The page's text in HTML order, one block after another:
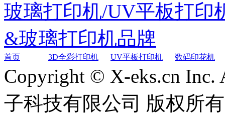
玻璃打印机/UV平板打印
&玻璃打印机品牌
首页 3D全彩打印机 UV平板打印机 数码印花机
Copyright © X-eks.cn Inc.
子科技有限公司 版权所有